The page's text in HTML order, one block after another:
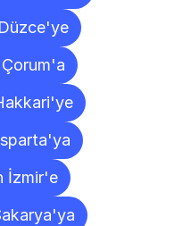
Çorum'a
İzmir'e